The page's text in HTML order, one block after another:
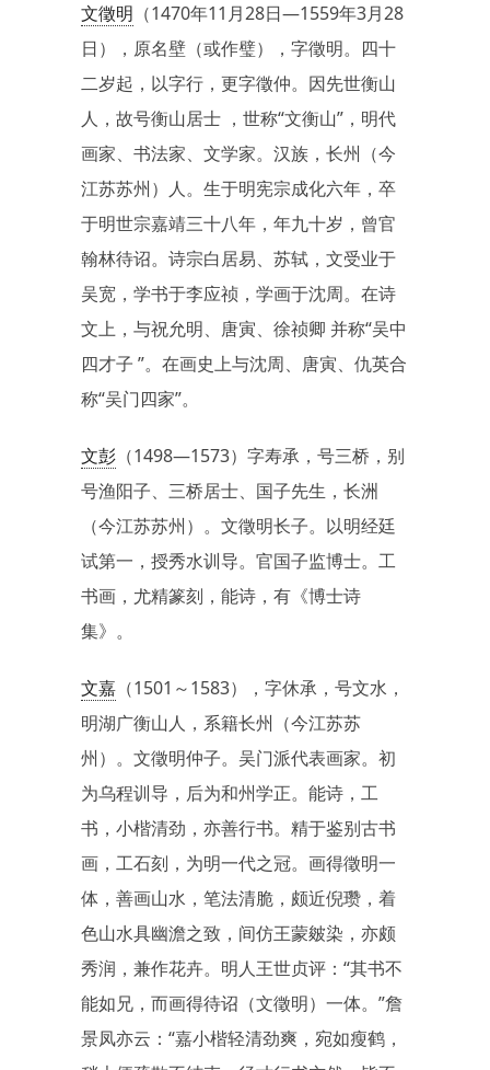
文徵明 （1470年11月28日—1559年3月28
日），原名壁（或作璧），字徵明。四十
二岁起，以字行，更字徵仲。因先世衡山
人，故号衡山居士 ，世称“文衡山”，明代
画家、书法家、文学家。汉族，长州（今
江苏苏州）人。生于明宪宗成化六年，卒
于明世宗嘉靖三十八年，年九十岁，曾官
翰林待诏。诗宗白居易、苏轼，文受业于
吴宽，学书于李应祯，学画于沈周。在诗
文上，与祝允明、唐寅、徐祯卿 并称“吴中
四才子 ”。在画史上与沈周、唐寅、仇英合
称“吴门四家”。
文彭 （1498—1573）字寿承，号三桥，别
号渔阳子、三桥居士、国子先生，长洲
（今江苏苏州）。文徵明长子。以明经廷
试第一，授秀水训导。官国子监博士。工
书画，尤精篆刻，能诗，有《博士诗
集》。
文嘉 （1501～1583），字休承，号文水，
明湖广衡山人，系籍长州（今江苏苏
州）。文徵明仲子。吴门派代表画家。初
为乌程训导，后为和州学正。能诗，工
书，小楷清劲，亦善行书。精于鉴别古书
画，工石刻，为明一代之冠。画得徵明一
体，善画山水，笔法清脆，颇近倪瓒，着
色山水具幽澹之致，间仿王蒙皴染，亦颇
秀润，兼作花卉。明人王世贞评：“其书不
能如兄，而画得待诏（文徵明）一体。”詹
景凤亦云：“嘉小楷轻清劲爽，宛如瘦鹤，